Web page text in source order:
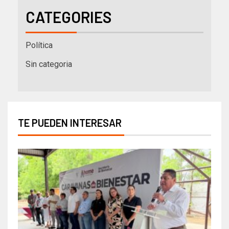
CATEGORIES
Política
Sin categoria
TE PUEDEN INTERESAR